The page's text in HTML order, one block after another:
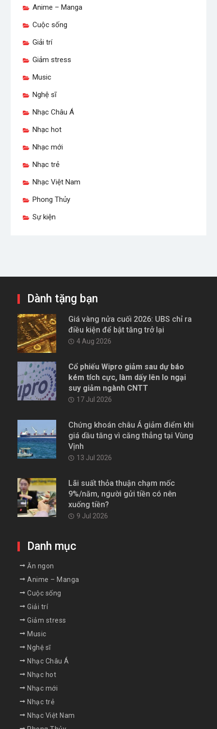
Anime – Manga
Cuộc sống
Giải trí
Giảm stress
Music
Nghệ sĩ
Nhạc Châu Á
Nhạc hot
Nhạc mới
Nhạc trẻ
Nhạc Việt Nam
Phong Thủy
Sự kiện
Dành tặng bạn
Giá vàng nửa cuối 2026: UBS chỉ ra
điều kiện để bật tăng trở lại
4 Aug 2026
Cổ phiếu Wipro giảm sau dự báo
kém tích cực, làm dấy lên lo ngại
suy giảm ngành CNTT
17 Jul 2026
Chứng khoán châu Á giảm điểm khi
giá dầu tăng vì căng thẳng tại Vùng
Vịnh
13 Jul 2026
Lãi suất thỏa thuận chạm mốc
9%/năm, người gửi tiền có nên
xuống tiền?
9 Jul 2026
Danh mục
Ăn ngon
Anime – Manga
Cuộc sống
Giải trí
Giảm stress
Music
Nghệ sĩ
Nhạc Châu Á
Nhạc hot
Nhạc mới
Nhạc trẻ
Nhạc Việt Nam